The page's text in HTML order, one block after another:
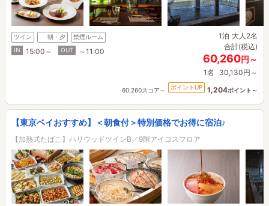
ツイン 朝・夕
禁煙ルーム
IN
15:00～ OUT ～11:00
1泊 大人2名
合計(税込)
60,260円～
1名 30,130円～
60,260スコア～ ポイントUP 1,204ポイント～
【東京ベイおすすめ】＜朝食付＞特別価格でお得に宿泊♪
【加熱式たばこ】ハリウッドツインB／9階アイコスフロア